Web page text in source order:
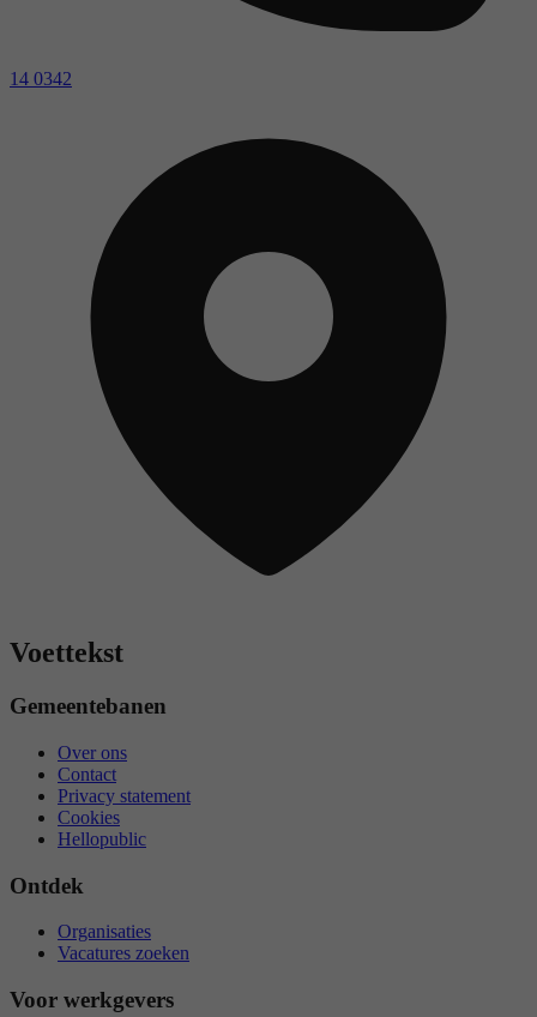
14 0342
Voettekst
Gemeentebanen
Over ons
Contact
Privacy statement
Cookies
Hellopublic
Ontdek
Organisaties
Vacatures zoeken
Voor werkgevers